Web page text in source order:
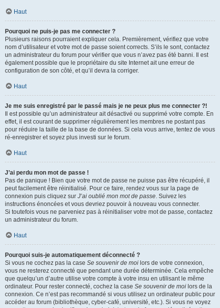
Haut
Pourquoi ne puis-je pas me connecter ?
Plusieurs raisons pourraient expliquer cela. Premièrement, vérifiez que votre
nom d’utilisateur et votre mot de passe soient corrects. S’ils le sont, contactez
un administrateur du forum pour vérifier que vous n’avez pas été banni. Il est
également possible que le propriétaire du site Internet ait une erreur de
configuration de son côté, et qu’il devra la corriger.
Haut
Je me suis enregistré par le passé mais je ne peux plus me connecter ?!
Il est possible qu’un administrateur ait désactivé ou supprimé votre compte. En
effet, il est courant de supprimer régulièrement les membres ne postant pas
pour réduire la taille de la base de données. Si cela vous arrive, tentez de vous
ré-enregistrer et soyez plus investi sur le forum.
Haut
J’ai perdu mon mot de passe !
Pas de panique ! Bien que votre mot de passe ne puisse pas être récupéré, il
peut facilement être réinitialisé. Pour ce faire, rendez vous sur la page de
connexion puis cliquez sur J’ai oublié mon mot de passe. Suivez les
instructions énoncées et vous devriez pouvoir à nouveau vous connecter.
Si toutefois vous ne parveniez pas à réinitialiser votre mot de passe, contactez
un administrateur du forum.
Haut
Pourquoi suis-je automatiquement déconnecté ?
Si vous ne cochez pas la case Se souvenir de moi lors de votre connexion,
vous ne resterez connecté que pendant une durée déterminée. Cela empêche
que quelqu’un d’autre utilise votre compte à votre insu en utilisant le même
ordinateur. Pour rester connecté, cochez la case Se souvenir de moi lors de la
connexion. Ce n’est pas recommandé si vous utilisez un ordinateur public pour
accéder au forum (bibliothèque, cyber-café, université, etc.). Si vous ne voyez